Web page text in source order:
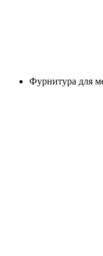
Фурнитура для